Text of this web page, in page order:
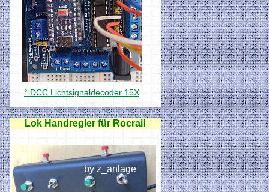
° DCC Lichtsignaldecoder 15X
Lok Handregler für Rocrail
by z_anlage